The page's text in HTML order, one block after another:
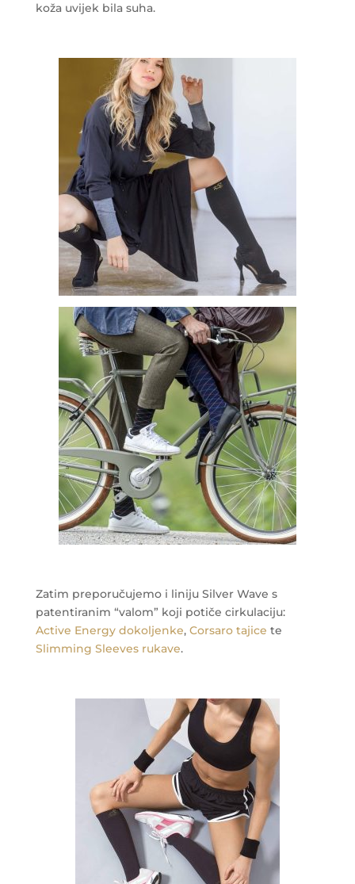
koža uvijek bila suha.
Zatim preporučujemo i liniju Silver Wave s
patentiranim “valom” koji potiče cirkulaciju:
Active Energy dokoljenke, Corsaro tajice te
Slimming Sleeves rukave.